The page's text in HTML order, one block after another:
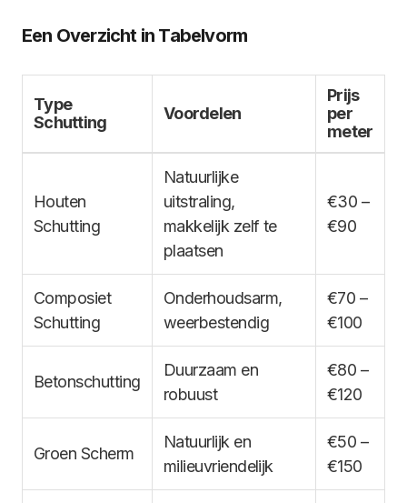
Een Overzicht in Tabelvorm
Type
Schutting
Voordelen
Prijs
per
meter
Houten
Schutting
Natuurlijke
uitstraling,
makkelijk zelf te
plaatsen
€30 –
€90
Composiet
Schutting
Onderhoudsarm,
weerbestendig
€70 –
€100
Betonschutting
Duurzaam en
robuust
€80 –
€120
Groen Scherm
Natuurlijk en
milieuvriendelijk
€50 –
€150